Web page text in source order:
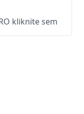
kliknite sem